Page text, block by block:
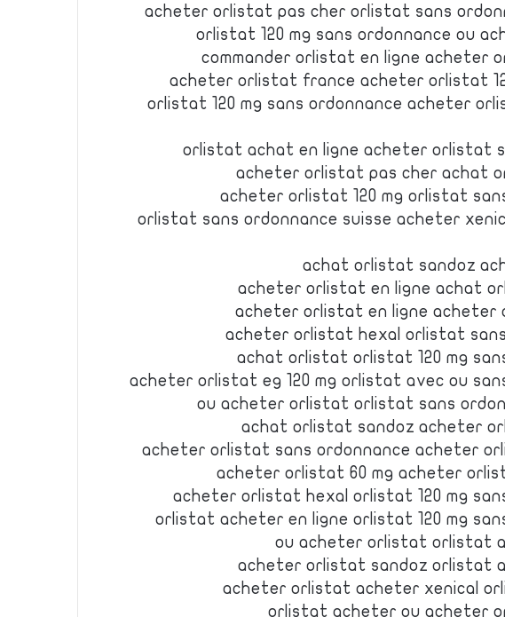
acheter orlistat pas cher orlistat sans
orlistat 120 mg sans ordonnance ou
commander orlistat en ligne acheter
acheter orlistat france acheter orlistat
orlistat 120 mg sans ordonnance acheter
orlistat achat en ligne acheter orlistat
acheter orlistat pas cher achat
acheter orlistat 120 mg orlistat
orlistat sans ordonnance suisse acheter
achat orlistat sandoz
acheter orlistat en ligne achat
acheter orlistat en ligne acheter
acheter orlistat hexal orlistat
achat orlistat orlistat 120 mg
acheter orlistat eg 120 mg orlistat avec ou
ou acheter orlistat orlistat sans
achat orlistat sandoz acheter
acheter orlistat sans ordonnance acheter
acheter orlistat 60 mg acheter
acheter orlistat hexal orlistat 120 mg
orlistat acheter en ligne orlistat 120 mg
ou acheter orlistat orlistat
acheter orlistat sandoz orlistat
acheter orlistat acheter xenical
orlistat acheter ou acheter